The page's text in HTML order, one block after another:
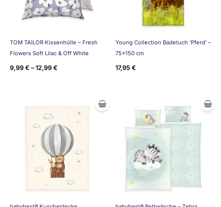
TOM TAILOR Kissenhülle – Fresh
Flowers Soft Lilac & Off White
9,99 € –12,99 €
Young Collection Badetuch ‘Pferd’ –
75×150 cm
17,95 €